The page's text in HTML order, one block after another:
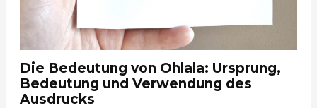
Die Bedeutung von Ohlala: Ursprung,
Bedeutung und Verwendung des
Ausdrucks